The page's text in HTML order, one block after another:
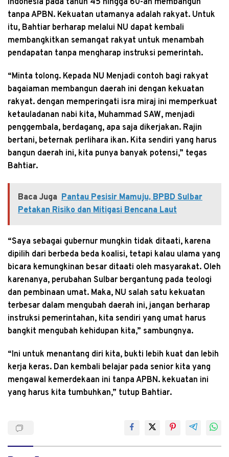
tanpa APBN. Kekuatan utamanya adalah rakyat. Untuk
itu, Bahtiar berharap melalui NU dapat kembali
membangkitkan semangat rakyat untuk menambah
pendapatan tanpa mengharap instruksi pemerintah.
“Minta tolong. Kepada NU Menjadi contoh bagi rakyat
bagaiaman membangun daerah ini dengan kekuatan
rakyat. dengan memperingati isra miraj ini memperkuat
ketauladanan nabi kita, Muhammad SAW, menjadi
penggembala, berdagang, apa saja dikerjakan. Rajin
bertani, beternak perlihara ikan. Kita sendiri yang harus
bangun daerah ini, kita punya banyak potensi,” tegas
Bahtiar.
Baca Juga Pantau Pesisir Mamuju, BPBD Sulbar
Petakan Risiko dan Mitigasi Bencana Laut
“Saya sebagai gubernur mungkin tidak ditaati, karena
dipilih dari berbeda beda koalisi, tetapi kalau ulama yang
bicara kemungkinan besar ditaati oleh masyarakat. Oleh
karenanya, perubahan Sulbar bergantung pada teologi
dan pembinaan umat. Maka, NU salah satu kekuatan
terbesar dalam mengubah daerah ini, jangan berharap
instruksi pemerintahan, kita sendiri yang umat harus
bangkit mengubah kehidupan kita,” sambungnya.
“Ini untuk menantang diri kita, bukti lebih kuat dan lebih
kerja keras. Dan kembali belajar pada senior kita yang
mengawal kemerdekaan ini tanpa APBN. kekuatan ini
yang harus kita tumbuhkan,” tutup Bahtiar.